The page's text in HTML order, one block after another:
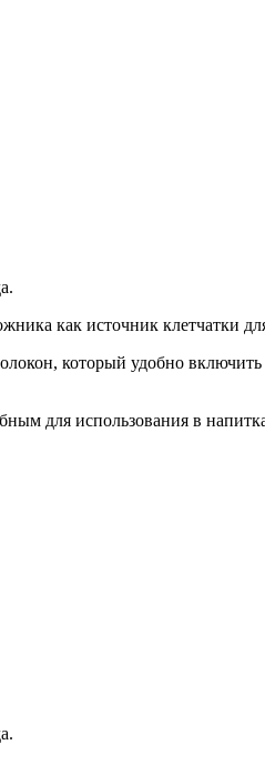
как источник клетчатки
который удобно
для использования в